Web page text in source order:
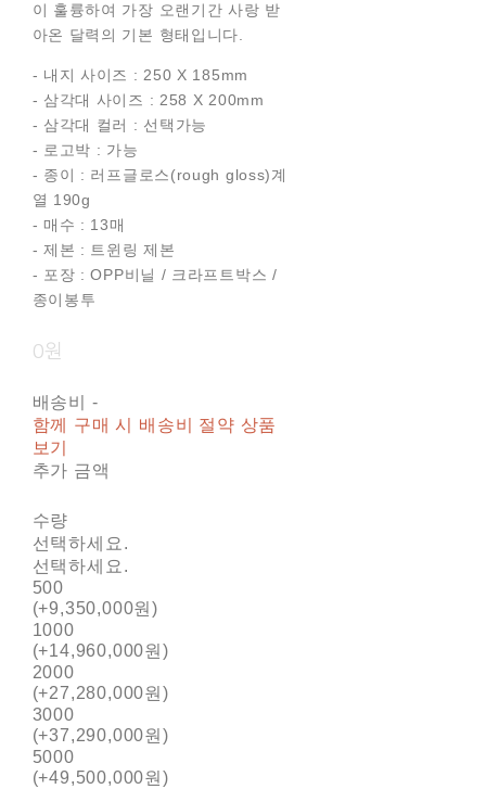
이 훌륭하여 가장 오랜기간 사랑 받
아온 달력의 기본 형태입니다.
- 내지 사이즈 : 250 X 185mm
- 삼각대 사이즈 : 258 X 200mm
- 삼각대 컬러 : 선택가능
- 로고박 : 가능
- 종이 : 러프글로스(rough gloss)계
열 190g
- 매수 : 13매
- 제본 : 트윈링 제본
- 포장 : OPP비닐 / 크라프트박스 /
종이봉투
0원
배송비 -
함께 구매 시 배송비 절약 상품
보기
추가 금액
수량
선택하세요.
선택하세요.
500
(+9,350,000원)
1000
(+14,960,000원)
2000
(+27,280,000원)
3000
(+37,290,000원)
5000
(+49,500,000원)